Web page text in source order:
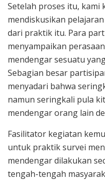
Setelah proses itu, kami
mendiskusikan
dari praktik itu. Para
menyampaikan
mendengar sesuatu
Sebagian besar
menyadari bahwa
namun seringkali pula
mendengar orang lain
Fasilitator kegiatan
untuk praktik survei
mendengar dilakukan
tengah-tengah